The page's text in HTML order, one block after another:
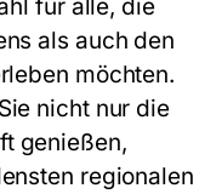
für alle, die
als auch den
möchten.
nicht nur die
genießen,
regionalen